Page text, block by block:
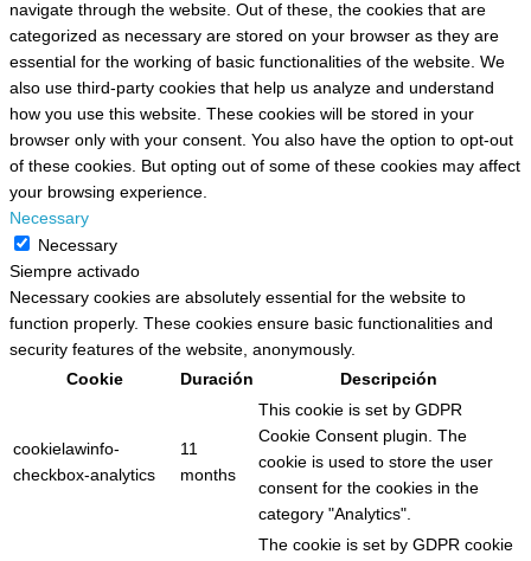
navigate through the website. Out of these, the cookies that are
categorized as necessary are stored on your browser as they are
essential for the working of basic functionalities of the website. We
also use third-party cookies that help us analyze and understand
how you use this website. These cookies will be stored in your
browser only with your consent. You also have the option to opt-out
of these cookies. But opting out of some of these cookies may affect
your browsing experience.
Necessary
Necessary
Siempre activado
Necessary cookies are absolutely essential for the website to
function properly. These cookies ensure basic functionalities and
security features of the website, anonymously.
Cookie
Duración Descripción
cookielawinfo-
checkbox-analytics
11
months
This cookie is set by GDPR
Cookie Consent plugin. The
cookie is used to store the user
consent for the cookies in the
category "Analytics".
The cookie is set by GDPR cookie